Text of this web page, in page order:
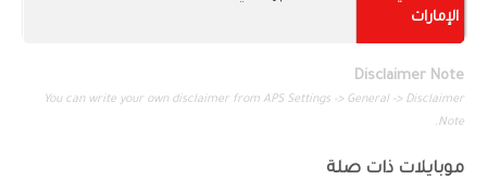
الإمارات
Disclaimer Note
You can write your own disclaimer from APS Settings -> General -> Disclaimer
Note.
موبايلات ذات صلة